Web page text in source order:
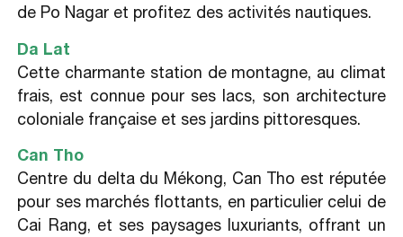
de Po Nagar et profitez des activités nautiques.
Da Lat
Cette charmante station de montagne, au climat
frais, est connue pour ses lacs, son architecture
coloniale française et ses jardins pittoresques.
Can Tho
Centre du delta du Mékong, Can Tho est réputée
pour ses marchés flottants, en particulier celui de
Cai Rang, et ses paysages luxuriants, offrant un